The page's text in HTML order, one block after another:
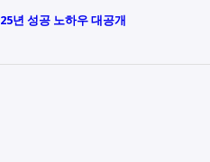
년 성공 노하우 대공개